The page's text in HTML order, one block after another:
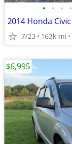
• • • •
7/23 163k mi
$6,995